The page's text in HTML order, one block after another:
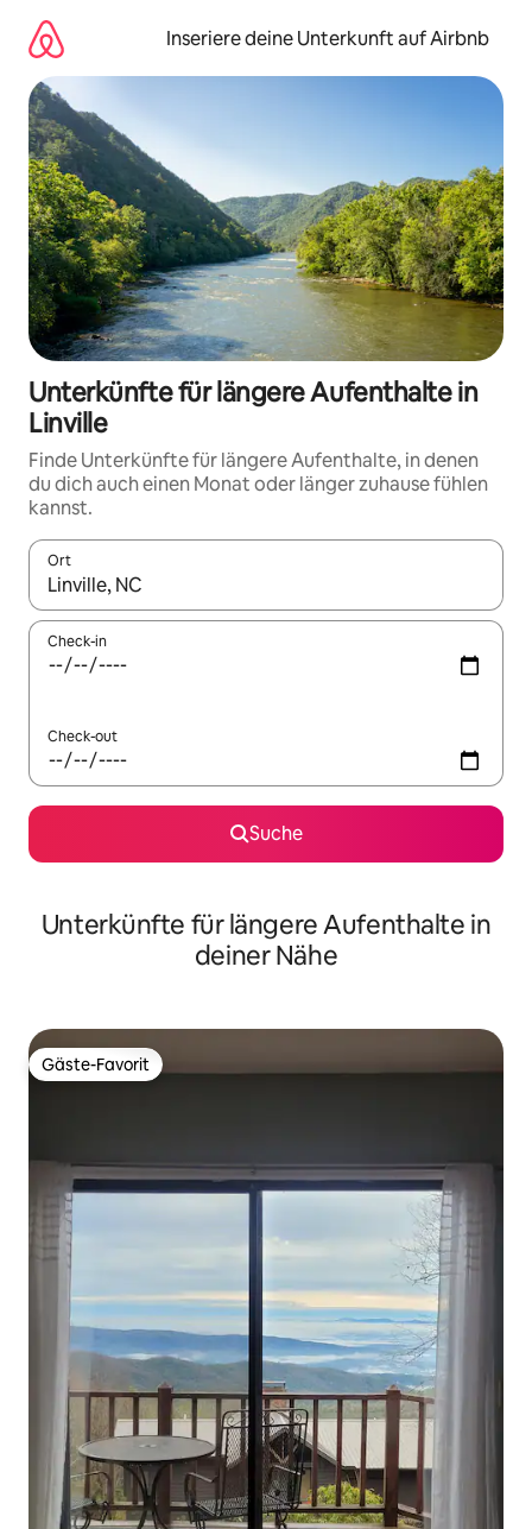
Inhalten
springen
Inseriere deine Unterkunft auf Airbnb
Unterkünfte für längere Aufenthalte in
Linville
Finde Unterkünfte für längere Aufenthalte, in denen
du dich auch einen Monat oder länger zuhause fühlen
kannst.
Ort
Wenn Ergebnisse verfügbar sind, navigiere mit den
Check-in
Check-out
Suche
Unterkünfte für längere Aufenthalte in
deiner Nähe
Gäste-Favorit
Gäste-Favorit